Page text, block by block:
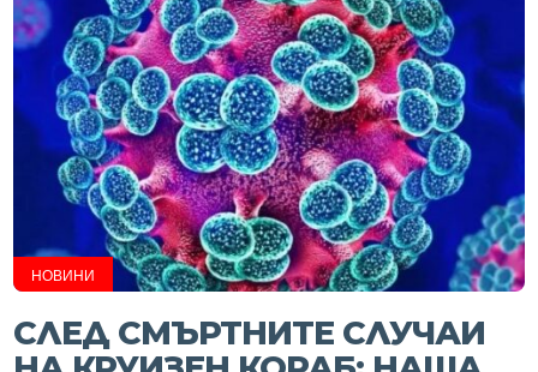
НОВИНИ
СЛЕД СМЪРТНИТЕ СЛУЧАИ